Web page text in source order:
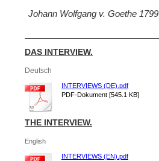
Johann Wolfgang v. Goethe 1799
DAS INTERVIEW.
Deutsch
INTERVIEWS (DE).pdf
PDF-Dokument [545.1 KB]
THE INTERVIEW.
English
INTERVIEWS (EN).pdf